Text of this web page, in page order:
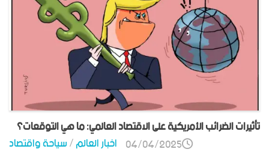
تأثيرات الضرائب الأمريكية على الاقتصاد العالمي: ما هي التوقعات؟
اخبار العالم/سياحة واقتصاد 04/04/2025